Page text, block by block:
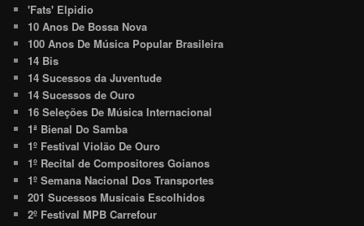
'Fats' Elpidio
10 Anos De Bossa Nova
100 Anos De Música Popular Brasileira
14 Bis
14 Sucessos da Juventude
14 Sucessos de Ouro
16 Seleções De Música Internacional
1ª Bienal Do Samba
1º Festival Violão De Ouro
1º Recital de Compositores Goianos
1º Semana Nacional Dos Transportes
201 Sucessos Musicais Escolhidos
2º Festival MPB Carrefour